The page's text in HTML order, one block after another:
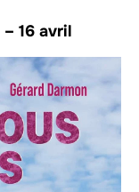
– 16 avril